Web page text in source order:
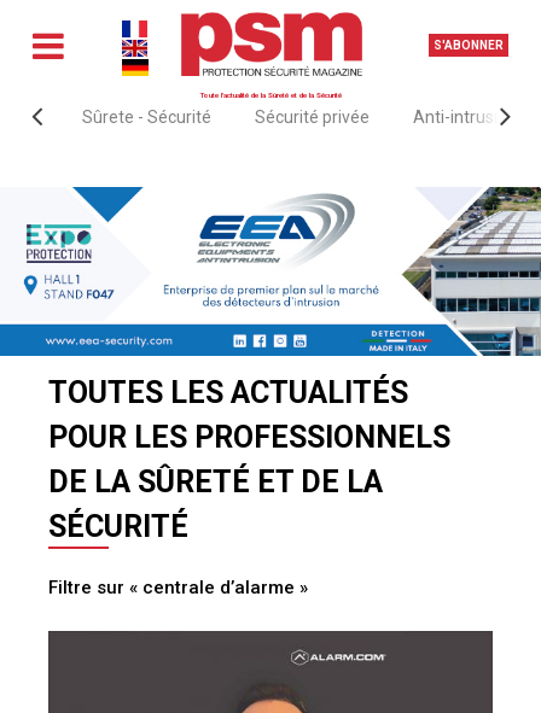
S'ABONNER
Toute l'actualité de la Sûreté et de la Sécurité
Sûrete - Sécurité Sécurité privée Anti-intrusion &
TOUTES LES ACTUALITÉS
POUR LES PROFESSIONNELS
DE LA SÛRETÉ ET DE LA
SÉCURITÉ
Filtre sur « centrale d’alarme »